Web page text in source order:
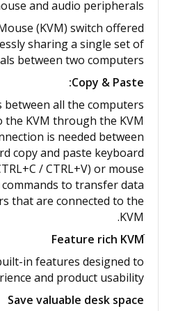
and audio peripherals.
(KVM) switch offered
sharing a single set of
between two computers.
Copy & Paste:
all the computers
KVM through the KVM
is needed between
copy and paste keyboard
/ CTRL+V) or mouse
to transfer data
that are connected to the
KVM.
in features designed to
and product usability.
Save valuable desk space